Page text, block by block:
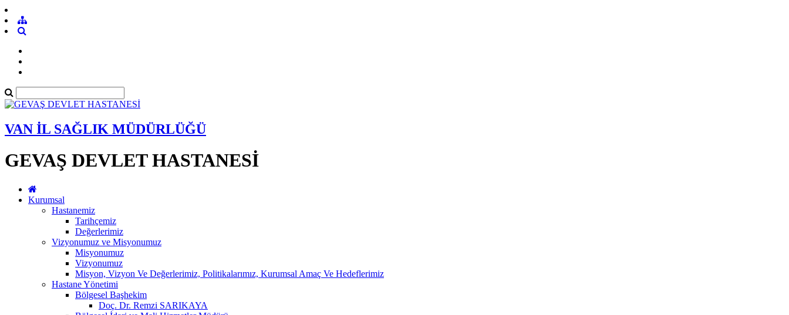
VAN İL SAĞLIK MÜDÜRLÜĞÜ
GEVAŞ DEVLET HASTANESİ
Kurumsal
Hastanemiz
Tarihçemiz
Değerlerimiz
Vizyonumuz ve Misyonumuz
Misyonumuz
Vizyonumuz
Misyon, Vizyon Ve Değerlerimiz, Politikalarımız, Kurumsal Amaç Ve Hedeflerimiz
Hastane Yönetimi
Bölgesel Başhekim
Doç. Dr. Remzi SARIKAYA